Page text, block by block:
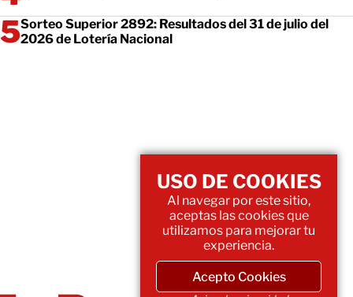
Sorteo Superior 2892: Resultados del 31 de julio del
2026 de Lotería Nacional
USO DE COOKIES
Al navegar por este sitio,
aceptas las cookies que
utilizamos para mejorar tu
experiencia.
Acepto Cookies